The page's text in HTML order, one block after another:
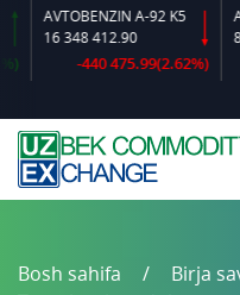
AVTOBENZIN A-92 K5
16 348 412.90
-440 475.99(2.62%)
8
Bosh sahifa
Birja